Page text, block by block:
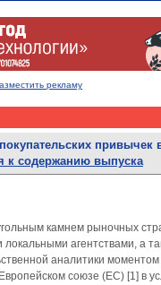
рекламу
к содержанию выпуска
камнем рыночных
агентствами, а
аналитики моментом
союзе (ЕС) [1] в